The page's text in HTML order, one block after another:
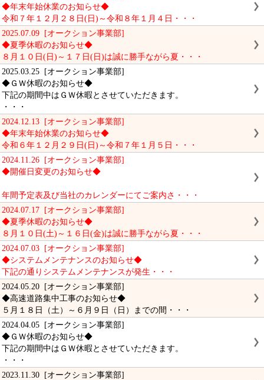
◆年末年始休業のお知らせ◆
令和７年１２月２８日(日)～令和８年１月４日・・・
2025.07.09 [オークション事業部]
◆夏季休暇のお知らせ◆
８月１０日(日)～１７日(日)は誠に勝手ながら夏・・・
2025.03.25 [オークション事業部]
◆ＧＷ休暇のお知らせ◆
下記の期間中はＧＷ休暇とさせていただきます。
・・・
2024.12.13 [オークション事業部]
◆年末年始休業のお知らせ◆
令和６年１２月２９日(日)～令和７年１月５日・・・
2024.11.26 [オークション事業部]
◆開催日変更のお知らせ◆
年間予定表及び当社のカレンダーにてご案内さ・・・
2024.07.17 [オークション事業部]
◆夏季休暇のお知らせ◆
８月１０日(土)～１６日(金)は誠に勝手ながら夏・・・
2024.07.03 [オークション事業部]
◆システムメンテナンスのお知らせ◆
下記の通りシステムメンテナンスが発生・・・
2024.05.20 [オークション事業部]
◆高速道路集中工事のお知らせ◆
５月１８日（土）～６月９日（日）までの間・・・
2024.04.05 [オークション事業部]
◆ＧＷ休暇のお知らせ◆
下記の期間中はＧＷ休暇とさせていただきます。
・・・
2023.11.30 [オークション事業部]